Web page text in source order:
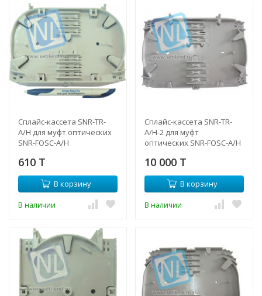
Сплайс-кассета SNR-TR-
A/H для муфт оптических
SNR-FOSC-A/H
610 T
В корзину
В наличии
Сплайс-кассета SNR-TR-
A/H-2 для муфт
оптических SNR-FOSC-A/H
10 000 T
В корзину
В наличии